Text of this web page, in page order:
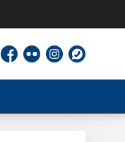
Facebook
FlickrInstagramWhatsApp